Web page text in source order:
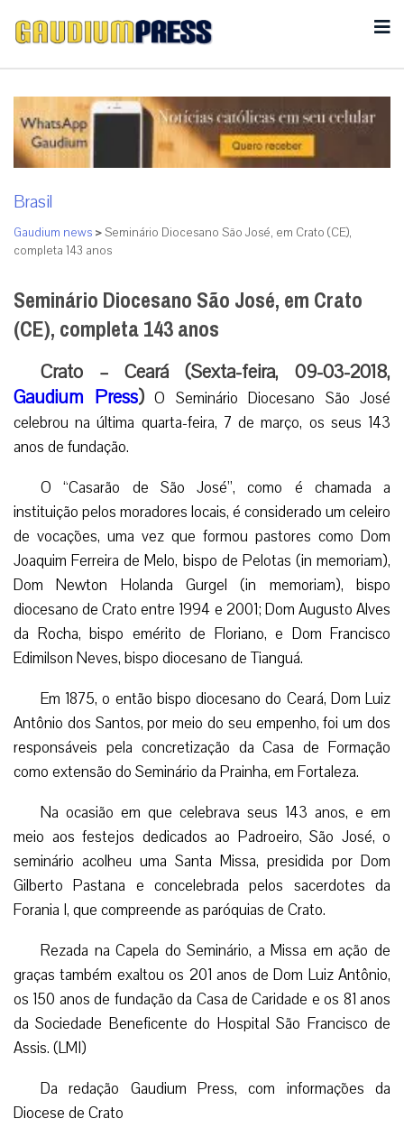
Brasil
Gaudium news >Seminário Diocesano São José, em Crato (CE),
completa 143 anos
Seminário Diocesano São José, em Crato
(CE), completa 143 anos
Crato – Ceará (Sexta-feira, 09-03-2018,
Gaudium Press)O Seminário Diocesano São José
celebrou na última quarta-feira, 7 de março, os seus 143
anos de fundação.
O “Casarão de São José”, como é chamada a
instituição pelos moradores locais, é considerado um celeiro
de vocações, uma vez que formou pastores como Dom
Joaquim Ferreira de Melo, bispo de Pelotas (in memoriam),
Dom Newton Holanda Gurgel (in memoriam), bispo
diocesano de Crato entre 1994 e 2001; Dom Augusto Alves
da Rocha, bispo emérito de Floriano, e Dom Francisco
Edimilson Neves, bispo diocesano de Tianguá.
Em 1875, o então bispo diocesano do Ceará, Dom Luiz
Antônio dos Santos, por meio do seu empenho, foi um dos
responsáveis pela concretização da Casa de Formação
como extensão do Seminário da Prainha, em Fortaleza.
Na ocasião em que celebrava seus 143 anos, e em
meio aos festejos dedicados ao Padroeiro, São José, o
seminário acolheu uma Santa Missa, presidida por Dom
Gilberto Pastana e concelebrada pelos sacerdotes da
Forania I, que compreende as paróquias de Crato.
Rezada na Capela do Seminário, a Missa em ação de
graças também exaltou os 201 anos de Dom Luiz Antônio,
os 150 anos de fundação da Casa de Caridade e os 81 anos
da Sociedade Beneficente do Hospital São Francisco de
Assis. (LMI)
Da redação Gaudium Press, com informações da
Diocese de Crato